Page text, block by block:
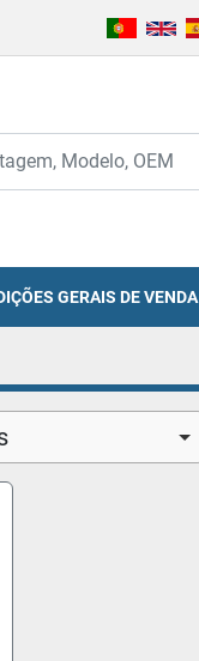
GERAIS DE VENDA